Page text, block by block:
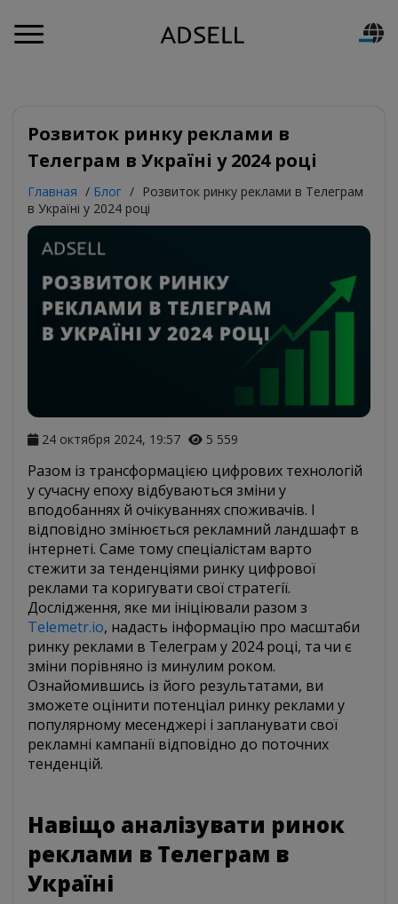
Розвиток ринку реклами в
Телеграм в Україні у 2024 році
Главная / Блог / Розвиток ринку реклами в Телеграм
в Україні у 2024 році
24 октября 2024, 19:57 5 559
Разом із трансформацією цифрових технологій
у сучасну епоху відбуваються зміни у
вподобаннях й очікуваннях споживачів. І
відповідно змінюється рекламний ландшафт в
інтернеті. Саме тому спеціалістам варто
стежити за тенденціями ринку цифрової
реклами та коригувати свої стратегії.
Дослідження, яке ми ініціювали разом з
Telemetr.io, надасть інформацію про масштаби
ринку реклами в Телеграм у 2024 році, та чи є
зміни порівняно із минулим роком.
Ознайомившись із його результатами, ви
зможете оцінити потенціал ринку реклами у
популярному месенджері і запланувати свої
рекламні кампанії відповідно до поточних
тенденцій.
Навіщо аналізувати ринок
реклами в Телеграм в
Україні